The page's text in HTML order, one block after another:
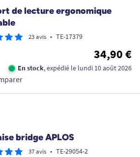
de lecture ergonomique
23 avis • TE-17379
34,90 €
En stock, expédié le lundi 10 août 2026
bridge APLOS
37 avis • TE-29054-2